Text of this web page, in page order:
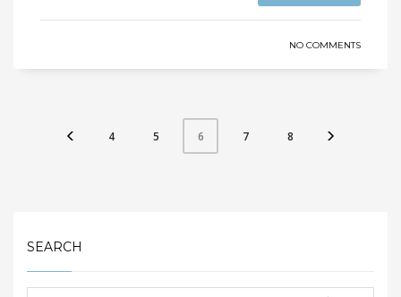
NO COMMENTS
4 5 6 7 8
SEARCH